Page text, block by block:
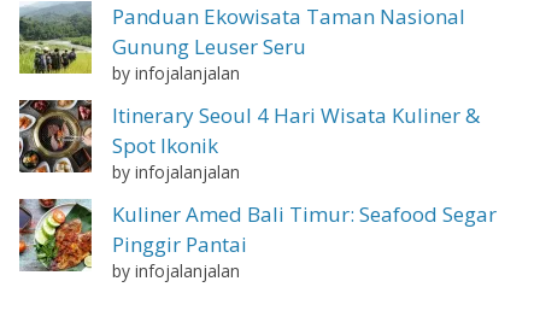
Panduan Ekowisata Taman Nasional
Gunung Leuser Seru
by infojalanjalan
Itinerary Seoul 4 Hari Wisata Kuliner &
Spot Ikonik
by infojalanjalan
Kuliner Amed Bali Timur: Seafood Segar
Pinggir Pantai
by infojalanjalan